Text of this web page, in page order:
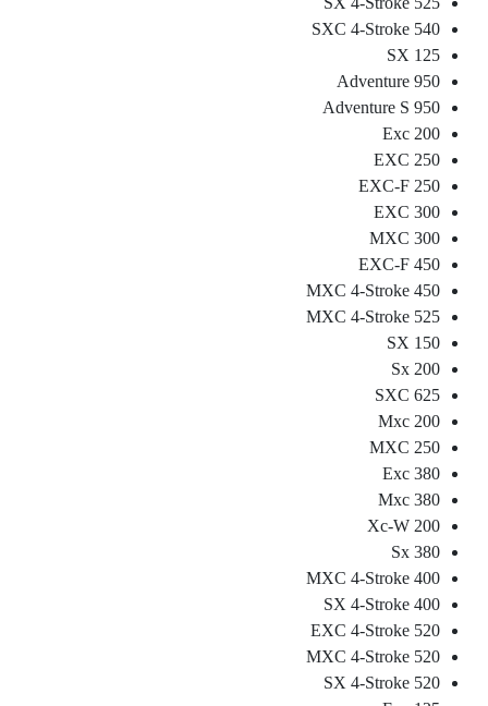
540 SXC 4-Stroke
125 SX
950 Adventure
950 Adventure S
200 Exc
250 EXC
250 EXC-F
300 EXC
300 MXC
450 EXC-F
450 MXC 4-Stroke
525 MXC 4-Stroke
150 SX
200 Sx
625 SXC
200 Mxc
250 MXC
380 Exc
380 Mxc
200 Xc-W
380 Sx
400 MXC 4-Stroke
400 SX 4-Stroke
520 EXC 4-Stroke
520 MXC 4-Stroke
520 SX 4-Stroke